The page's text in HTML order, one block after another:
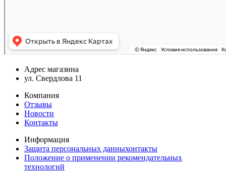
Адрес магазина
ул. Свердлова 11
Компания
Отзывы
Новости
Контакты
Информация
Защита персональных данныхонтакты
Положение о применении рекомендательных
технологий